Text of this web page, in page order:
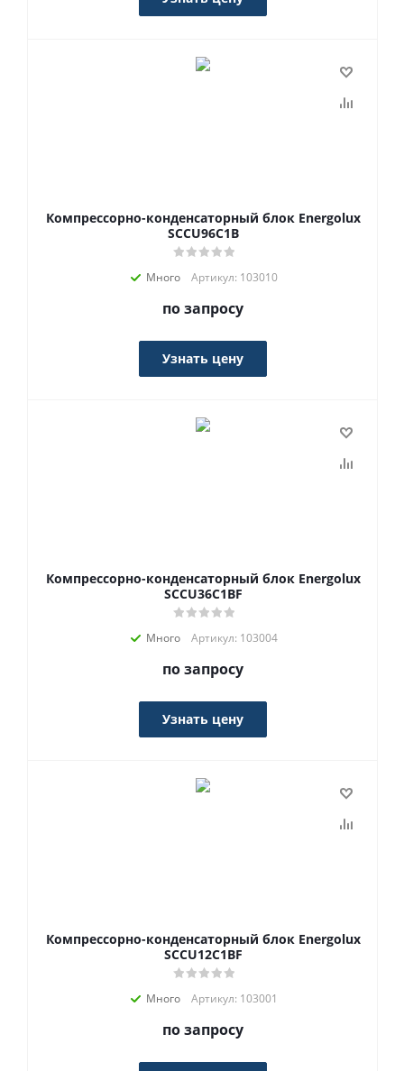
Компрессорно-конденсаторный блок Energolux
SCCU96C1B
Много Артикул: 103010
по запросу
Узнать цену
Компрессорно-конденсаторный блок Energolux
SCCU36C1BF
Много Артикул: 103004
по запросу
Узнать цену
Компрессорно-конденсаторный блок Energolux
SCCU12C1BF
Много Артикул: 103001
по запросу